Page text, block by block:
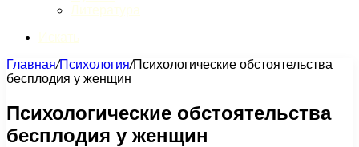
Главная/Психология/Психологические обстоятельства
бесплодия у женщин
Психологические обстоятельства
бесплодия у женщин